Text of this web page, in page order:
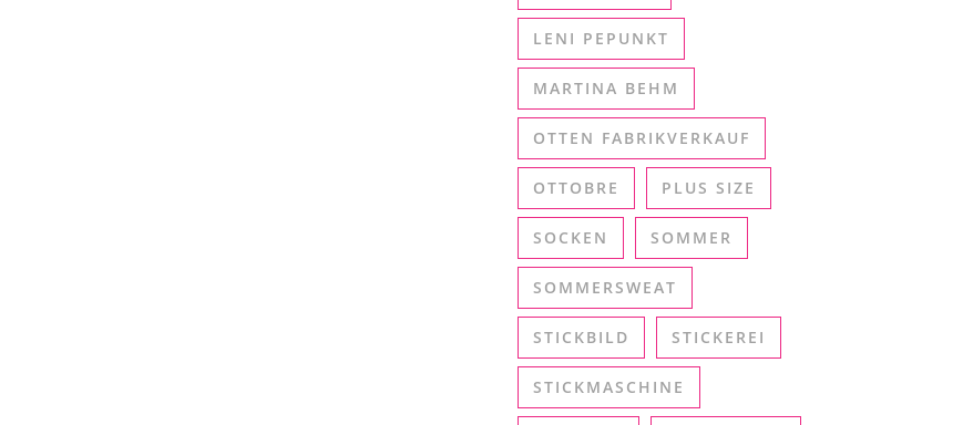
LENI PEPUNKT
MARTINA BEHM
OTTEN FABRIKVERKAUF
OTTOBRE PLUS SIZE
SOCKEN SOMMER
SOMMERSWEAT
STICKBILD STICKEREI
STICKMASCHINE